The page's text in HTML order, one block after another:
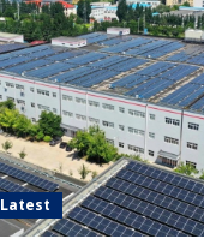
Latest